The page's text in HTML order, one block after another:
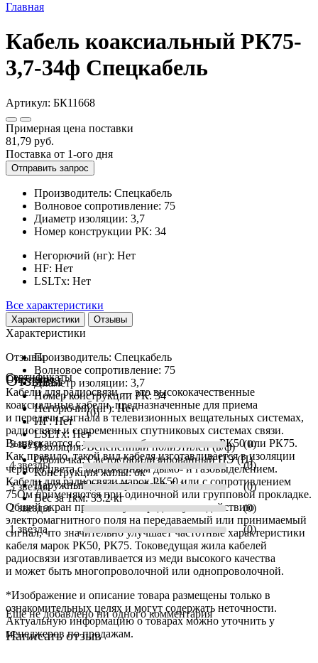
Главная
Кабель коаксиальный РК75-
3,7-34ф Спецкабель
Артикул: БК11668
Примерная цена поставки
81,79 руб.
Поставка от 1-ого дня
Отправить запрос
Производитель: Спецкабель
Волновое сопротивление: 75
Диаметр изоляции: 3,7
Номер конструкции РК: 34
Негорючий (нг): Нет
HF: Нет
LSLTx: Нет
Все характеристики
Характеристики Отзывы
Характеристики
Производитель: Спецкабель
Волновое сопротивление: 75
Диаметр изоляции: 3,7
Номер конструкции РК: 34
Негорючий (нг): Нет
HF: Нет
LSLTx: Нет
Изоляция: Вспененный полиэтилен (в/ф)
Оболочка: Светостабилизированный ПЭ (П)
Конструкция жилы: ок
Наружный диаметр кабеля: 6,1
Вес за 1км: 33.2 кг
Отзывы
Отзывы
(0)
5 звёзд
(0)
4 звезды
(0)
3 звезды
(0)
2 звезды
(0)
1 звезда
(0)
Ещё не добавлено ни одного комментария
Написать отзыв
Сертификаты
Описание
Кабели для радиосвязи — это высококачественные
коаксиальные кабели, предназначенные для приема
и передачи сигнала в телевизионных вещательных системах,
радиосвязи и современных спутниковых системах связи.
Выпускаются с условным обозначением — РК50 или РК75.
Как правило, такой вид кабеля изготавливается в изоляции
чёрного цвета с пониженным дымо- и газовыделением.
Кабели для радиосвязи марок РК50 или с сопротивлением
75Ом применяются при одиночной или групповой прокладке.
Общий экран препятствует вредному воздействию
электромагнитного поля на передаваемый или принимаемый
сигнал, что значительно улучшает частотные характеристики
кабеля марок РК50, РК75. Токоведущая жила кабелей
радиосвязи изготавливается из меди высокого качества
и может быть многопроволочной или однопроволочной.
*Изображение и описание товара размещены только в
ознакомительных целях и могут содержать неточности.
Актуальную информацию о товарах можно уточнить у
менеджеров по продажам.